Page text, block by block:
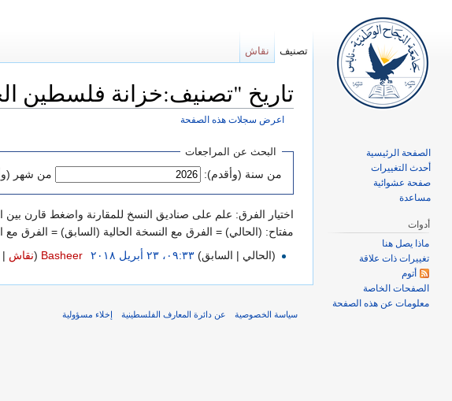
تاريخ "تصنيف:خزانة فلسطين
اعرض سجلات هذه الصفحة
البحث عن المراجعات
من سنة (وأقدم): من شهر
اختيار الفرق: علم على صناديق النسخ للمقارنة واضغط قارن بين
مفتاح: (الحالي) = الفرق مع النسخة الحالية (السابق) = الفرق
(الحالي | السابق) ٠٩:٣٣، ٢٣ أبريل ٢٠١٨ Basheer
(نقاش |
نقاش تصنيف
الصفحة الرئيسية
أحدث التغييرات
صفحة عشوائية
مساعدة
أدوات
ماذا يصل هنا
تغييرات ذات علاقة
أتوم
الصفحات الخاصة
معلومات عن هذه الصفحة
سياسة الخصوصية عن دائرة المعارف الفلسطينية إخلاء مسؤولية